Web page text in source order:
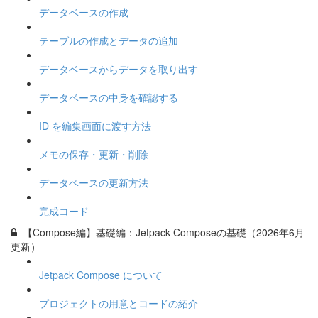
データベースの作成
テーブルの作成とデータの追加
データベースからデータを取り出す
データベースの中身を確認する
ID を編集画面に渡す方法
メモの保存・更新・削除
データベースの更新方法
完成コード
【Compose編】基礎編：Jetpack Composeの基礎（2026年6月
更新）
Jetpack Compose について
プロジェクトの用意とコードの紹介